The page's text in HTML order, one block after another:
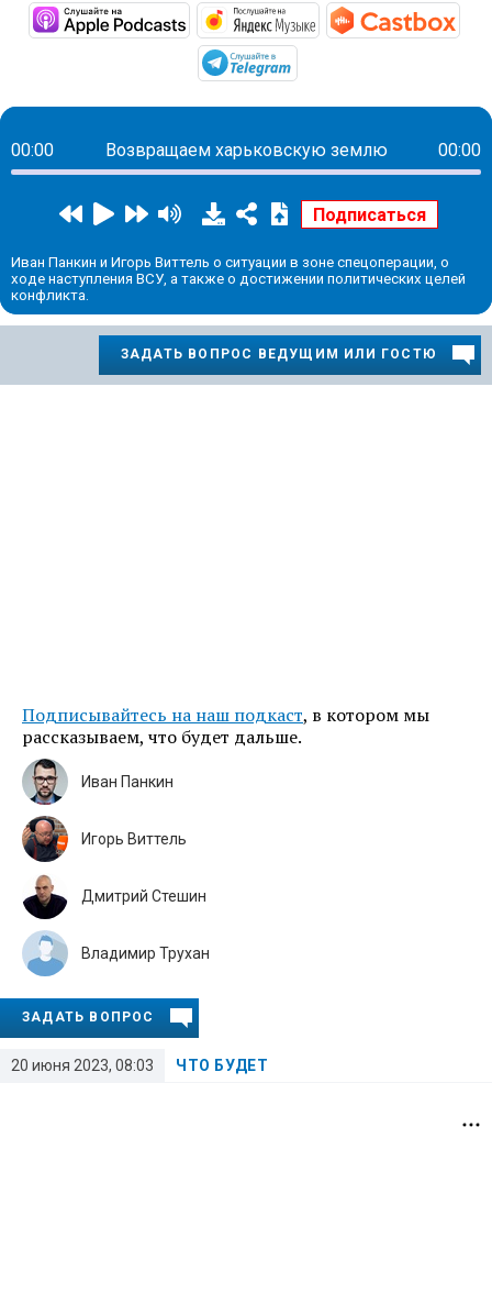
https://podcasts.apple.com/ru/
https://
00:00 Возвращаем харьковскую землю 00:00
Иван Панкин и Игорь Виттель о ситуации в зоне спецоперации, о
ходе наступления ВСУ, а также о достижении политических целей
конфликта.
ЗАДАТЬ ВОПРОС ВЕДУЩИМ ИЛИ ГОСТЮ
Подписывайтесь на наш подкаст, в котором мы
рассказываем, что будет дальше.
20 июня 2023, 08:03 ЧТО БУДЕТ
Иван Панкин
Игорь Виттель
Дмитрий Стешин
Владимир Трухан
ЗАДАТЬ ВОПРОС